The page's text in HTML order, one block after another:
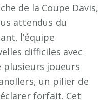
de la Coupe Davis,
attendus du
l’équipe
difficiles avec
plusieurs joueurs
un pilier de
forfait. Cet